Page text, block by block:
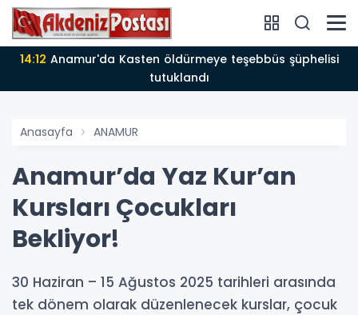
14:12
tutuklandı
Anasayfa ANAMUR
Anamur’da Yaz Kur’an
Kursları Çocukları
Bekliyor!
30 Haziran – 15 Ağustos 2025 tarihleri arasında
tek dönem olarak düzenlenecek kurslar, çocuk